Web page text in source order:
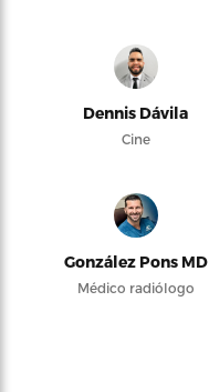
Dennis Dávila
Cine
González Pons MD
Médico radiólogo